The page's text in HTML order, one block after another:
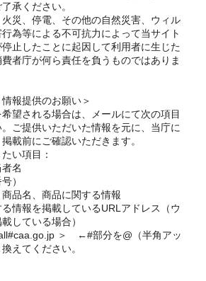
承ください。
災、停電、その他の自然災害、ウィル
為等による不可抗力によって当サイト
止したことに起因して利用者に生じた
者庁が何ら責任を負うものではありま
報提供のお願い＞
望される場合は、メールにて次の項目
ご提供いただいた情報を元に、当庁に
載前にご確認いただきます。
い項目：
名
）
品名、商品に関する情報
情報を掲載しているURLアドレス（ウ
している場合）
＞　←#部分を@（半角アッ
えてください。